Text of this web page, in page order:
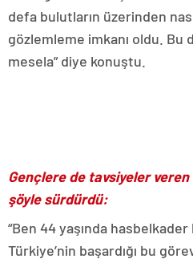
defa bulutların üzerinden
gözlemleme imkanı oldu.
mesela” diye konuştu.
Gençlere de tavsiyeler veren
şöyle sürdürdü:
“Ben 44 yaşında
Türkiye’nin başardığı bu